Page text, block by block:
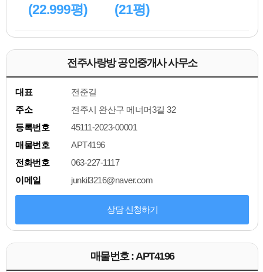
(22.999평)
(21평)
전주사랑방 공인중개사 사무소
대표
전준길
주소
전주시 완산구 메너머3길 32
등록번호
45111-2023-00001
매물번호
APT4196
전화번호
063-227-1117
이메일
junkil3216@naver.com
상담 신청하기
매물번호 : APT4196